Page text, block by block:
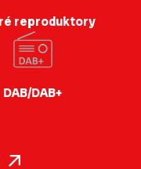
reproduktory
DAB/DAB+